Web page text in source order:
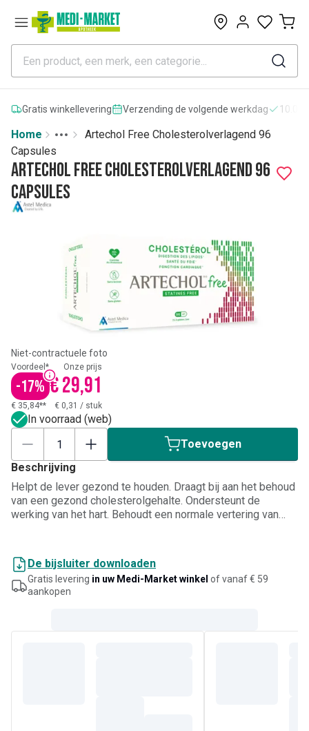
0
Gratis winkellevering Verzending de volgende werkdag
Home
More
Toggle menu
Artechol Free Cholesterolverlagend 96
Capsules
Artechol Free Cholesterolverlagend 96
Capsules
Niet-contractuele foto
Voordeel*
-17%
Onze prijs
€ 29,91
€ 35,84** € 0,31 / stuk
In voorraad (web)
Toevoegen
Beschrijving
Helpt de lever gezond te houden. Draagt bij aan het behoud
van een gezond cholesterolgehalte. Ondersteunt de
werking van het hart. Behoudt een normale vertering van
De bijsluiter downloaden
Gratis levering in uw Medi-Market winkel of vanaf € 59
aankopen